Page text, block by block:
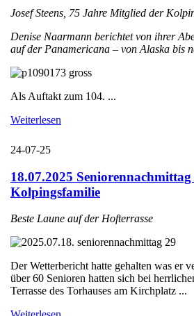
Josef Steens, 75 Jahre Mitglied der
Denise Naarmann berichtet von ihrer
auf der Panamericana – von Alaska bis
Als Auftakt zum 104. ...
Weiterlesen
24-07-25
18.07.2025
Kolpingsfamilie
Beste Laune auf der Hofterrasse
Der Wetterbericht hatte gehalten was er
über 60 Senioren hatten sich bei
Terrasse des Torhauses am Kirchplatz ...